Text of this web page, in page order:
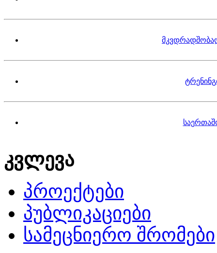
კვლევა
პროექტები
პუბლიკაციები
სამეცნიერო შრომები